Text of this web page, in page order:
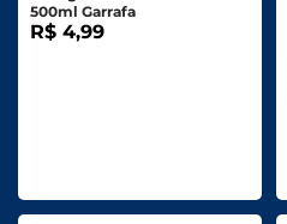
500ml Garrafa
R$ 4,99